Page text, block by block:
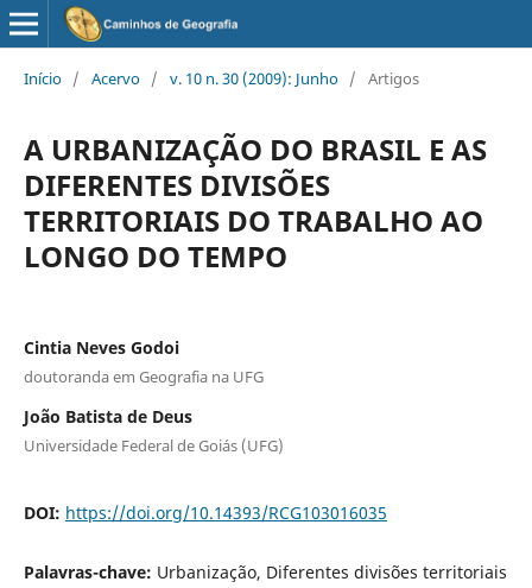
Início / Acervo / v. 10 n. 30 (2009): Junho / Artigos
A URBANIZAÇÃO DO BRASIL E AS
DIFERENTES DIVISÕES
TERRITORIAIS DO TRABALHO AO
LONGO DO TEMPO
Cintia Neves Godoi
doutoranda em Geografia na UFG
João Batista de Deus
Universidade Federal de Goiás (UFG)
DOI: https://doi.org/10.14393/RCG103016035
Palavras-chave: Urbanização, Diferentes divisões territoriais